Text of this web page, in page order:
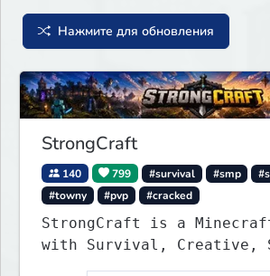
Нажмите для обновления
StrongCraft
140 799 #survival #smp
#towny
#pvp #cracked
StrongCraft is a
with Survival, Creative,
Prison, Towny, PvP,